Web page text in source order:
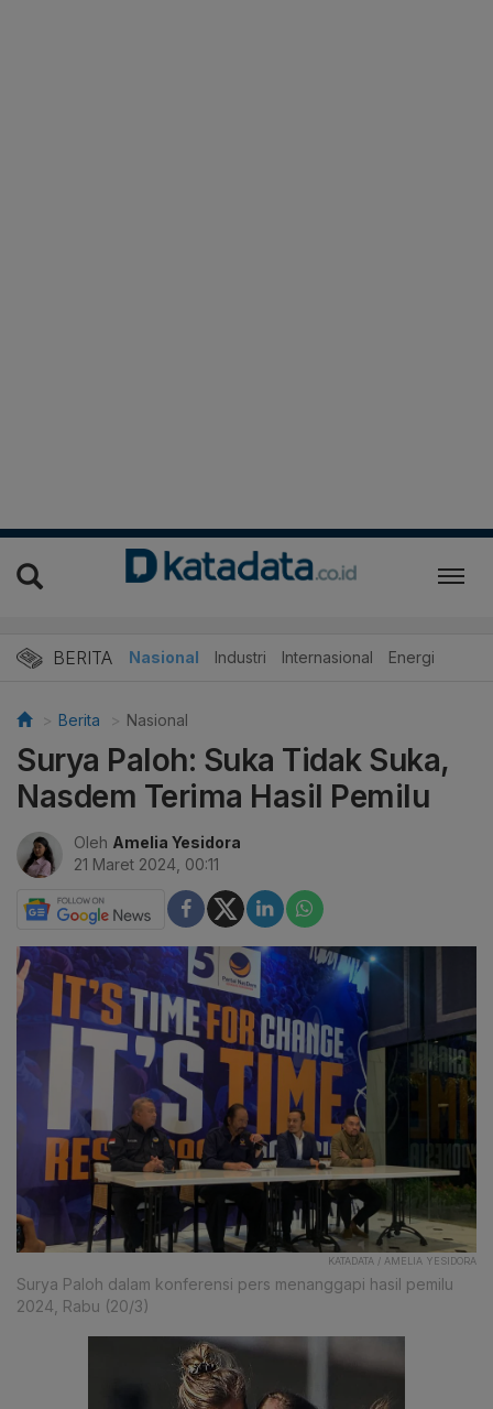
BERITA Nasional Industri Internasional Energi
Berita Nasional
Surya Paloh: Suka Tidak Suka,
Nasdem Terima Hasil Pemilu
Oleh Amelia Yesidora
21 Maret 2024, 00:11
KATADATA / AMELIA YESIDORA
Surya Paloh dalam konferensi pers menanggapi hasil pemilu
2024, Rabu (20/3)